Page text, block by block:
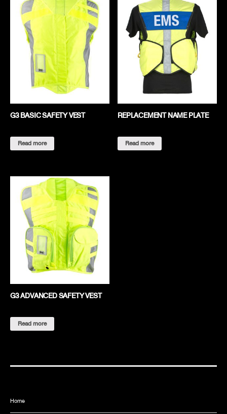
G3 BASIC SAFETY VEST
Read more
REPLACEMENT NAME PLATE
Read more
G3 ADVANCED SAFETY VEST
Read more
Home